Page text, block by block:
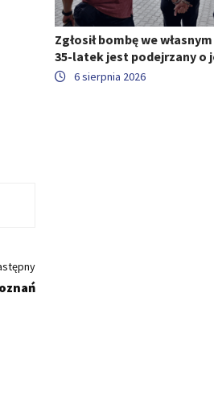
Zgłosił bombę we
35-latek jest podejrzany o
6 sierpnia 2026